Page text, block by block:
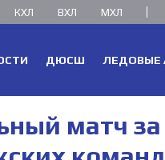
КХЛ ВХЛ МХЛ
ДЮСШ ЛЕДОВЫЕ
матч